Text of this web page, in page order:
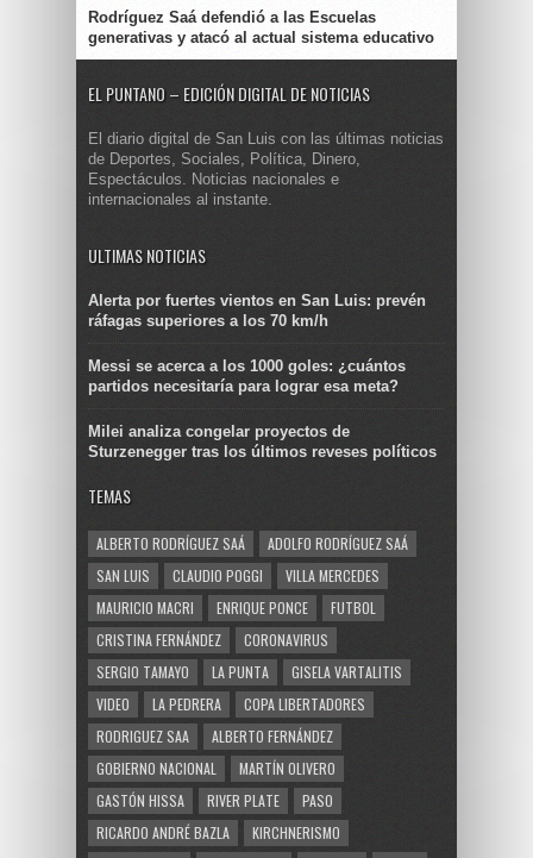
Rodríguez Saá defendió a las Escuelas
generativas y atacó al actual sistema educativo
EL PUNTANO – EDICIÓN DIGITAL DE NOTICIAS
El diario digital de San Luis con las últimas noticias
de Deportes, Sociales, Política, Dinero,
Espectáculos. Noticias nacionales e
internacionales al instante.
ULTIMAS NOTICIAS
Alerta por fuertes vientos en San Luis: prevén
ráfagas superiores a los 70 km/h
Messi se acerca a los 1000 goles: ¿cuántos
partidos necesitaría para lograr esa meta?
Milei analiza congelar proyectos de
Sturzenegger tras los últimos reveses políticos
TEMAS
ALBERTO RODRÍGUEZ SAÁ
ADOLFO RODRÍGUEZ SAÁ
SAN LUIS
CLAUDIO POGGI
VILLA MERCEDES
MAURICIO MACRI
ENRIQUE PONCE
FUTBOL
CRISTINA FERNÁNDEZ
CORONAVIRUS
SERGIO TAMAYO
LA PUNTA
GISELA VARTALITIS
VIDEO
LA PEDRERA
COPA LIBERTADORES
RODRIGUEZ SAA
ALBERTO FERNÁNDEZ
GOBIERNO NACIONAL
MARTÍN OLIVERO
GASTÓN HISSA
RIVER PLATE
PASO
RICARDO ANDRÉ BAZLA
KIRCHNERISMO